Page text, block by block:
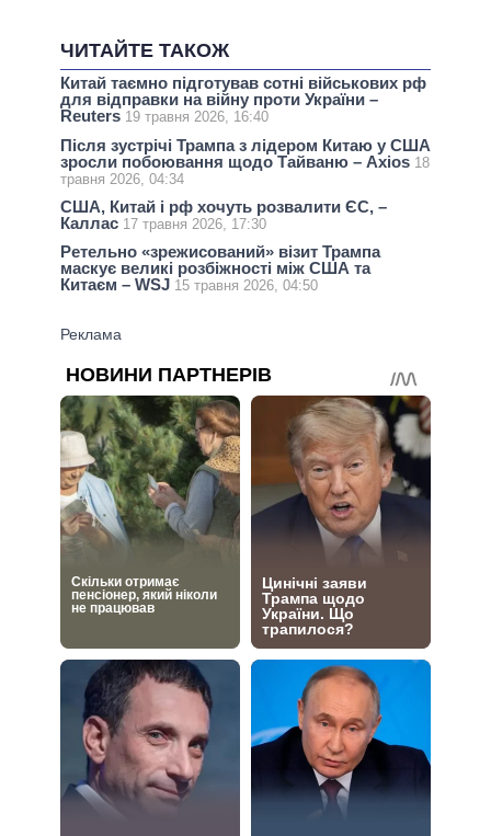
ЧИТАЙТЕ ТАКОЖ
Китай таємно підготував сотні військових рф
для відправки на війну проти України –
Reuters 19 травня 2026, 16:40
Після зустрічі Трампа з лідером Китаю у США
зросли побоювання щодо Тайваню – Axios 18
травня 2026, 04:34
США, Китай і рф хочуть розвалити ЄС, –
Каллас 17 травня 2026, 17:30
Ретельно «зрежисований» візит Трампа
маскує великі розбіжності між США та
Китаєм – WSJ 15 травня 2026, 04:50